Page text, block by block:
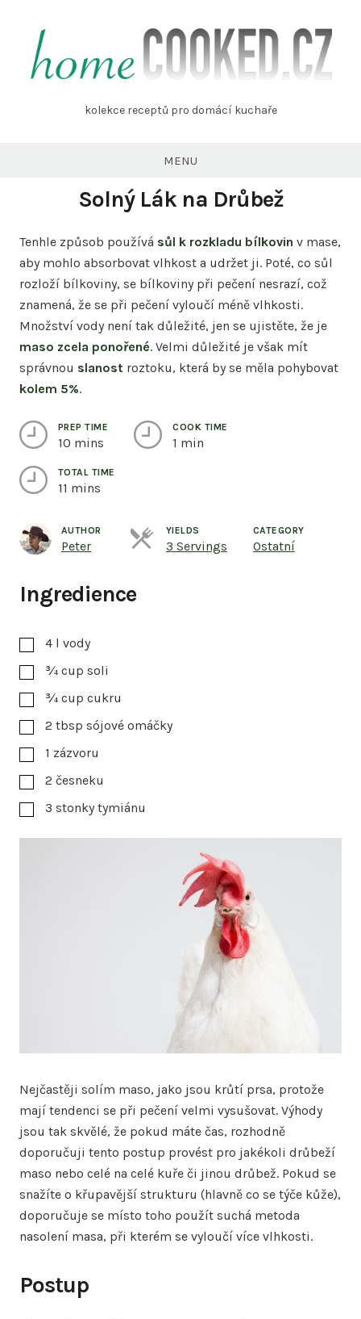
content
homecooked.cz
kolekce receptů pro domácí kuchaře
MENU
Solný Lák na Drůbež
Tenhle způsob používá sůl k rozkladu bílkovin v mase,
aby mohlo absorbovat vlhkost a udržet ji. Poté, co sůl
rozloží bílkoviny, se bílkoviny při pečení nesrazí, což
znamená, že se při pečení vyloučí méně vlhkosti.
Množství vody není tak důležité, jen se ujistěte, že je
maso zcela ponořené. Velmi důležité je však mít
správnou slanost roztoku, která by se měla pohybovat
kolem 5%.
PREP TIME
10 mins
COOK TIME
1 min
TOTAL TIME
11 mins
AUTHOR
Peter
YIELDS
3 ServingsServings
CATEGORY
Ostatní
Ingredience
4 l vody
¾ cup soli
¾ cup cukru
2 tbsp sójové omáčky
1 zázvoru
2 česneku
3 stonky tymiánu
Nejčastěji solím maso, jako jsou krůtí prsa, protože
mají tendenci se při pečení velmi vysušovat. Výhody
jsou tak skvělé, že pokud máte čas, rozhodně
doporučuji tento postup provést pro jakékoli drůbeží
maso nebo celé na celé kuře či jinou drůbež. Pokud se
snažíte o křupavější strukturu (hlavně co se týče kůže),
doporučuje se místo toho použít suchá metoda
nasolení masa, při kterém se vyloučí více vlhkosti.
Postup